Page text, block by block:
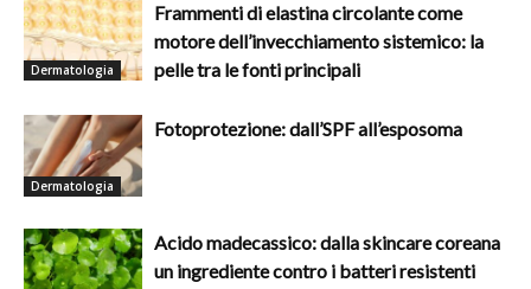
Dermatologia
Frammenti di elastina circolante come
motore dell’invecchiamento sistemico: la
pelle tra le fonti principali
Dermatologia
Fotoprotezione: dall’SPF all’esposoma
Acido madecassico: dalla skincare coreana
un ingrediente contro i batteri resistenti